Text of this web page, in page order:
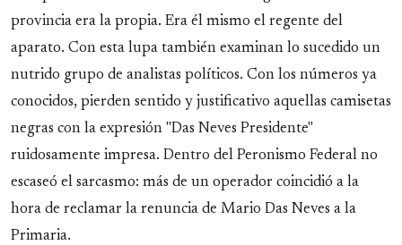
provincia era la propia. Era él mismo el regente del
aparato. Con esta lupa también examinan lo sucedido un
nutrido grupo de analistas políticos. Con los números ya
conocidos, pierden sentido y justificativo aquellas camisetas
negras con la expresión "Das Neves Presidente"
ruidosamente impresa. Dentro del Peronismo Federal no
escaseó el sarcasmo: más de un operador coincidió a la
hora de reclamar la renuncia de Mario Das Neves a la
Primaria.